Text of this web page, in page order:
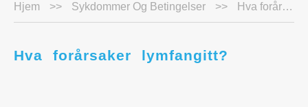
Hjem >> Sykdommer Og Betingelser >> Hva forårsaker lymfangitt?
Hva forårsaker lymfangitt?